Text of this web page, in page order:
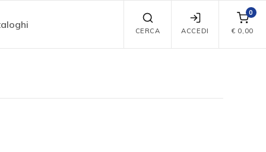
CERCA ACCEDI
0
€ 0,00